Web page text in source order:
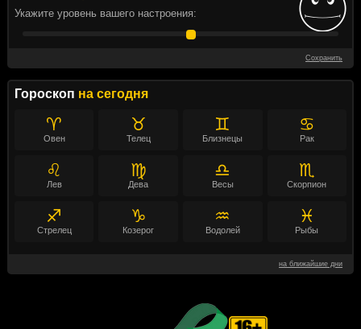
Укажите уровень вашего настроения:
Сохранить
Гороскоп на сегодня
♈
Овен
♉
Телец
♊
Близнецы
♋
Рак
♌
Лев
♍
Дева
♎
Весы
♏
Скорпион
♐
Стрелец
♑
Козерог
♒
Водолей
♓
Рыбы
на ближайшие дни